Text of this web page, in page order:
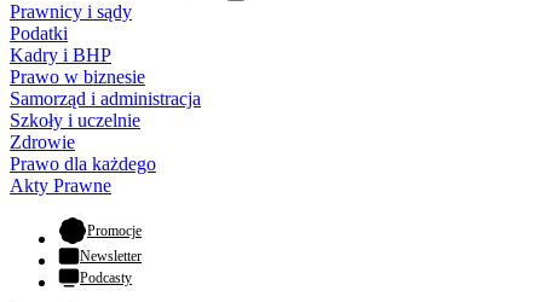
Prawnicy i sądy
Podatki
Kadry i BHP
Prawo w biznesie
Samorząd i administracja
Szkoły i uczelnie
Zdrowie
Prawo dla każdego
Akty Prawne
Promocje- otwiera się w nowej karcie
Newsletter
Podcasty